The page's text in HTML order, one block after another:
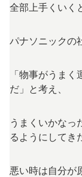
全部上手くいく
パナソニックの
「物事がうま
だ」と考え、
うまくいかなっ
るようにしてき
悪い時は自分が